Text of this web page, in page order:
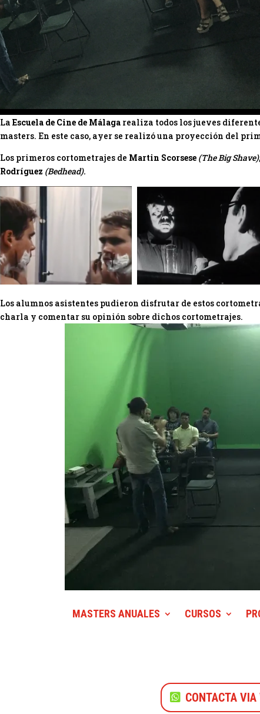
La Escuela de Cine de Málaga realiza todos los jueves
masters. En este caso, ayer se realizó una proyección del
Los primeros cortometrajes de Martin Scorsese (The Big Shave),
Rodríguez (Bedhead).
Los alumnos asistentes pudieron disfrutar de estos
charla y comentar su opinión sobre dichos cortometrajes.
MASTERS ANUALES CURSOS
CONTACTA